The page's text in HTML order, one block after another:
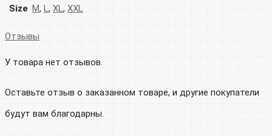
Size M, L, XL, XXL
Отзывы
У товара нет отзывов.
Оставьте отзыв о заказанном товаре, и другие покупатели
будут вам благодарны.